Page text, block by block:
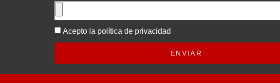
Acepto la política de privacidad
ENVIAR